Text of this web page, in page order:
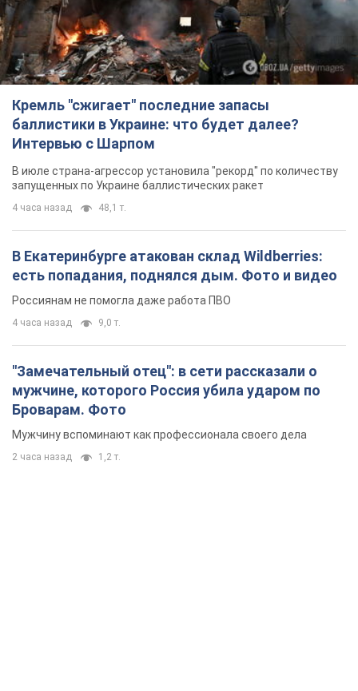
Кремль "сжигает" последние запасы
баллистики в Украине: что будет далее?
Интервью с Шарпом
В июле страна-агрессор установила "рекорд" по количеству
запущенных по Украине баллистических ракет
4 часа назад 48,1 т.
В Екатеринбурге атакован склад Wildberries:
есть попадания, поднялся дым. Фото и видео
Россиянам не помогла даже работа ПВО
4 часа назад 9,0 т.
"Замечательный отец": в сети рассказали о
мужчине, которого Россия убила ударом по
Броварам. Фото
Мужчину вспоминают как профессионала своего дела
2 часа назад 1,2 т.